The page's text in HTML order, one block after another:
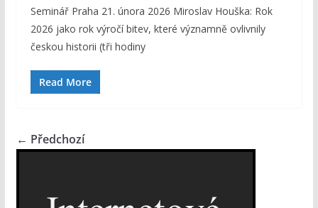
Seminář Praha 21. února 2026 Miroslav Houška: Rok
2026 jako rok výročí bitev, které významně ovlivnily
českou historii (tři hodiny
Read More
← Předchozí